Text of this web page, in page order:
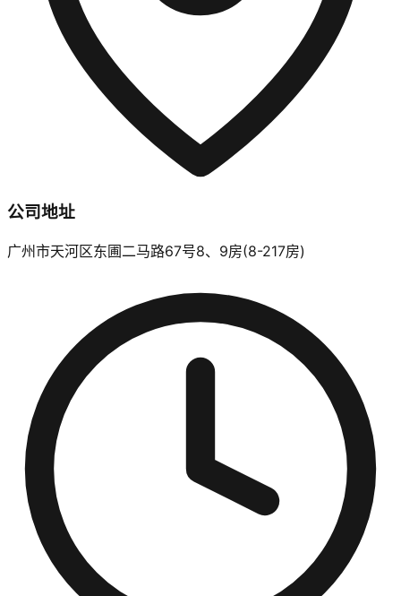
公司地址
广州市天河区东圃二马路67号8、9房(8-217房)